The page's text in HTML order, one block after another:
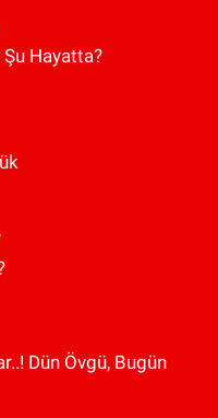
Hayatta?
Dün Övgü, Bugün